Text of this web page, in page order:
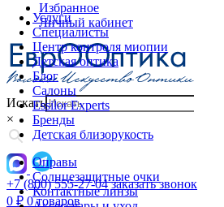
Избранное
Личный кабинет
Искать
×
+7 (800) 555-27-04 заказать звонок
0 ₽ 0 товаров
Услуги
Специалисты
Центр контроля миопии
Детская оптика
Блог
Салоны
Essilor Experts
Бренды
Детская близорукость
Оправы
Солнцезащитные очки
Контактные линзы